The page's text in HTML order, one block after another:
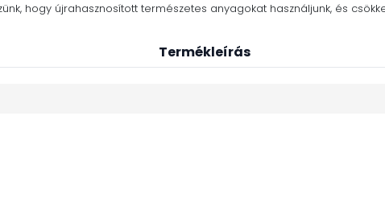
hogy újrahasznosított természetes anyagokat használjunk, és
Termékleírás